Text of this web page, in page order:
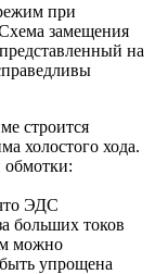
при
замещения
на
строится
холостого хода.
обмотки:
ЭДС
больших токов
можно
упрощена